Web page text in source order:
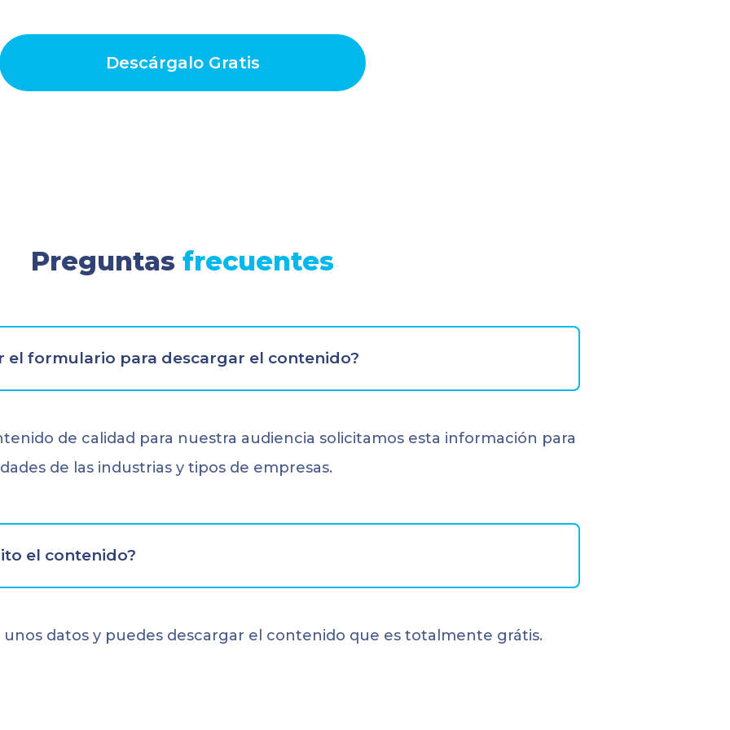
Descárgalo Gratis
Preguntas frecuentes
el formulario para descargar el contenido?
de calidad para nuestra audiencia solicitamos esta información para
de las industrias y tipos de empresas.
el contenido?
unos datos y puedes descargar el contenido que es totalmente grátis.